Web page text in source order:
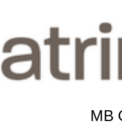
MB